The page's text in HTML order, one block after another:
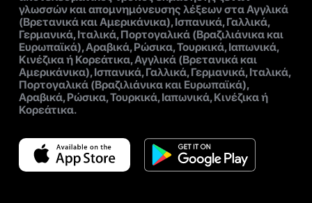
γλωσσών και απομνημόνευσης λέξεων στα Αγγλικά
(Βρετανικά και Αμερικάνικα), Ισπανικά, Γαλλικά,
Γερμανικά, Ιταλικά, Πορτογαλικά (Βραζιλιάνικα και
Ευρωπαϊκά), Αραβικά, Ρώσικα, Τουρκικά, Ιαπωνικά,
Κινέζικα ή Κορεάτικα, Αγγλικά (Βρετανικά και
Αμερικάνικα), Ισπανικά, Γαλλικά, Γερμανικά, Ιταλικά,
Πορτογαλικά (Βραζιλιάνικα και Ευρωπαϊκά),
Αραβικά, Ρώσικα, Τουρκικά, Ιαπωνικά, Κινέζικα ή
Κορεάτικα.